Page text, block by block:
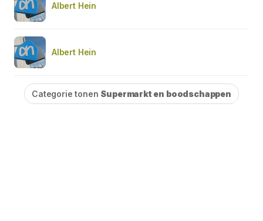
Albert Hein
Albert Hein
Categorie tonen Supermarkt en boodschappen